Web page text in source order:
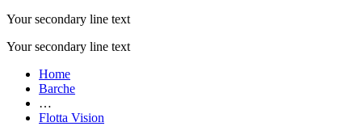
Your secondary line text
Your secondary line text
Home
Barche
…
Flotta Vision